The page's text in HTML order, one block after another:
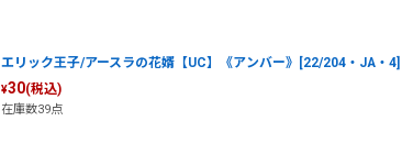
エリック王子/アースラの花婿【UC】《アンバー》[22/204・JA・4]
¥30(税込)
在庫数39点